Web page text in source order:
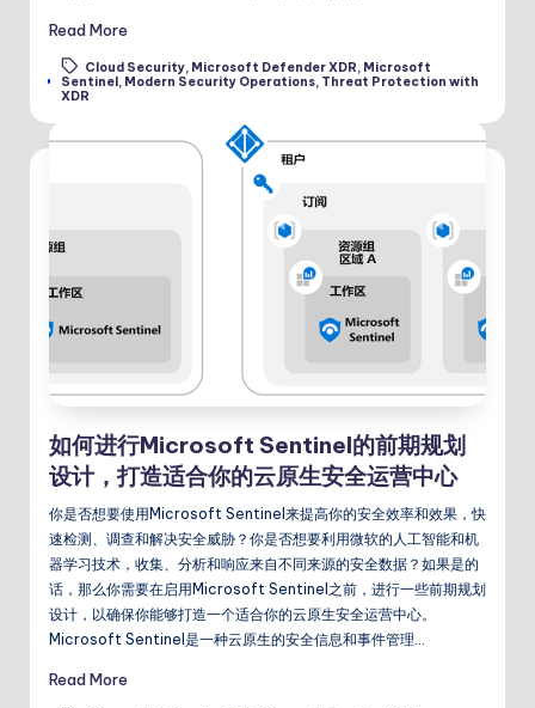
Read More
Tags:
Cloud Security, Microsoft Defender XDR, Microsoft
Sentinel, Modern Security Operations, Threat Protection with
XDR
如何进行Microsoft Sentinel的前期规划
设计，打造适合你的云原生安全运营中心
你是否想要使用Microsoft Sentinel来提高你的安全效率和效果，快
速检测、调查和解决安全威胁？你是否想要利用微软的人工智能和机
器学习技术，收集、分析和响应来自不同来源的安全数据？如果是的
话，那么你需要在启用Microsoft Sentinel之前，进行一些前期规划
设计，以确保你能够打造一个适合你的云原生安全运营中心。
Microsoft Sentinel是一种云原生的安全信息和事件管理…
Read More